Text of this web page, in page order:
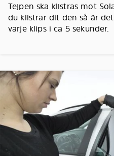
Tejpen ska klistras mot
du klistrar dit den så är
varje klips i ca 5 sekunder.